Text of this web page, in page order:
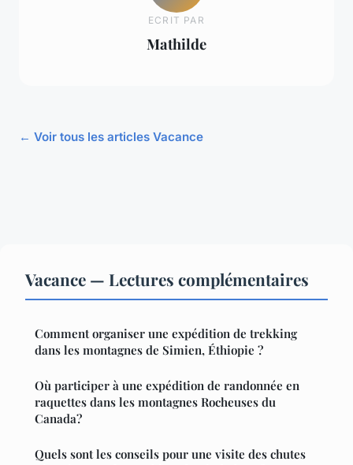
ECRIT PAR
Mathilde
← Voir tous les articles Vacance
Vacance — Lectures complémentaires
Comment organiser une expédition de trekking
dans les montagnes de Simien, Éthiopie ?
Où participer à une expédition de randonnée en
raquettes dans les montagnes Rocheuses du
Canada?
Quels sont les conseils pour une visite des chutes